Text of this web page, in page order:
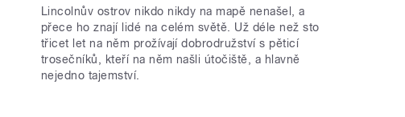
Lincolnův ostrov nikdo nikdy na mapě nenašel, a
přece ho znají lidé na celém světě. Už déle než sto
třicet let na něm prožívají dobrodružství s pěticí
trosečníků, kteří na něm našli útočiště, a hlavně
nejedno tajemství.